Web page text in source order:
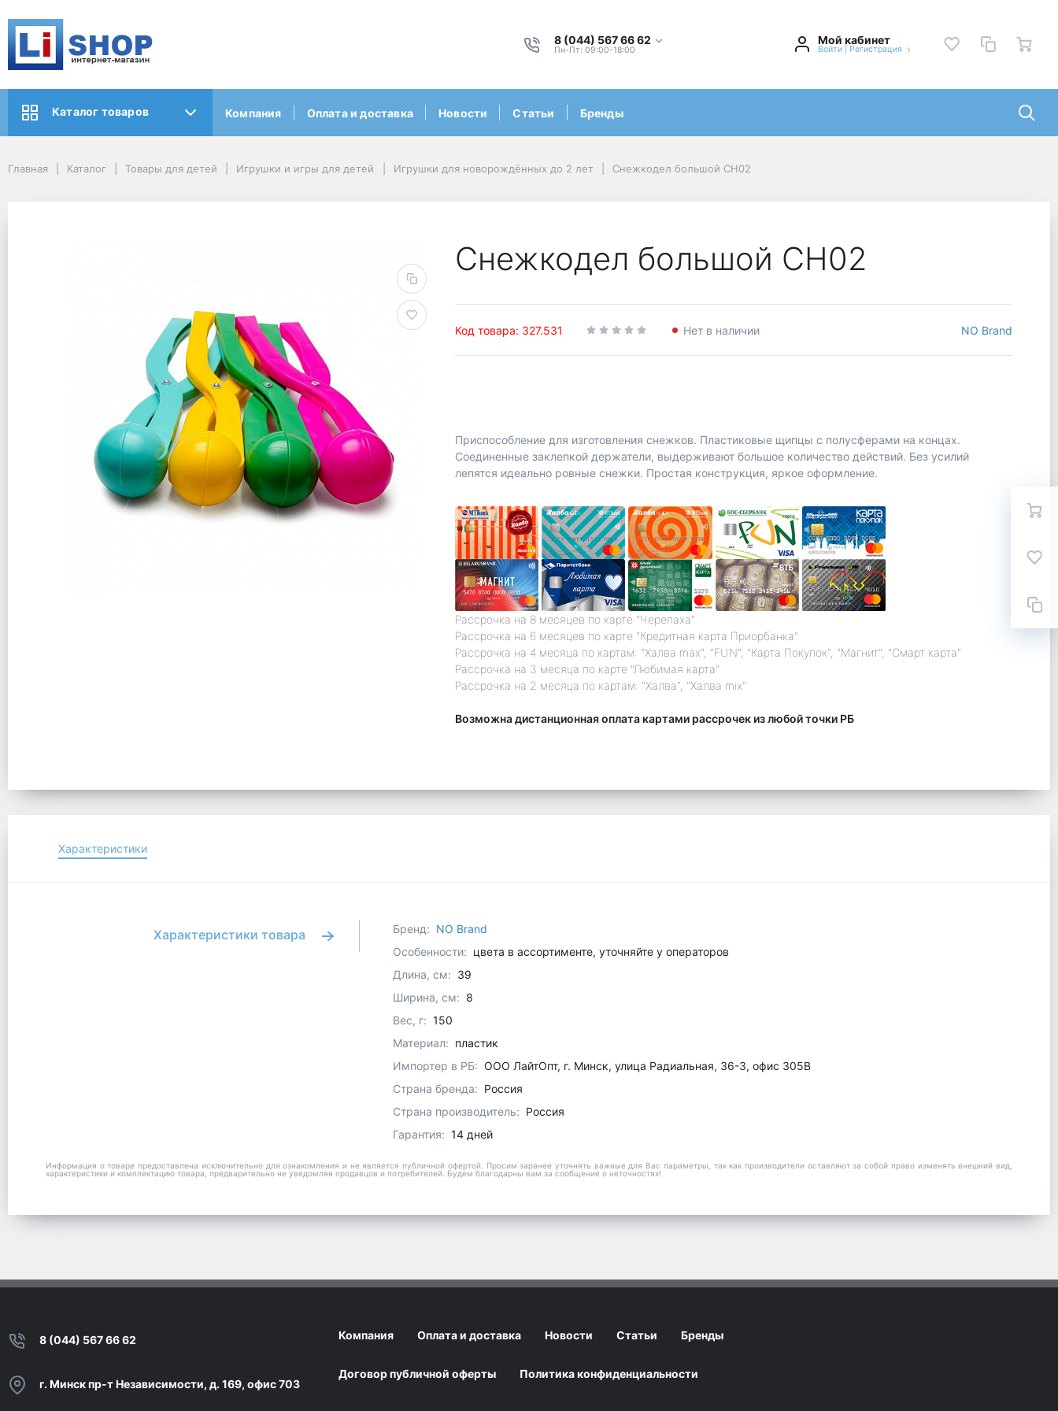
8 (044) 567 66 62
Пн-Пт: 09:00-18:00
Мой кабинет
Войти Регистрация
Каталог товаров Компания Оплата и доставка Новости Статьи Бренды
Главная Каталог Товары для детей Игрушки и игры для детей Игрушки для новорождённых до 2 лет Снежкодел большой СН02
Снежкодел большой СН02
Код товара: 327.531 Нет в наличии NO Brand
Приспособление для изготовления снежков. Пластиковые щипцы с полусферами на концах.
Соединенные заклепкой держатели, выдерживают большое количество действий. Без усилий
лепятся идеально ровные снежки. Простая конструкция, яркое оформление.
Рассрочка на 8 месяцев по карте "Черепаха"
Рассрочка на 6 месяцев по карте "Кредитная карта Приорбанка"
Рассрочка на 4 месяца по картам: "Халва max", "FUN", "Карта Покупок", "Магнит", "Смарт карта"
Рассрочка на 3 месяца по карте "Любимая карта"
Рассрочка на 2 месяца по картам: "Халва", "Халва mix"
Возможна дистанционная оплата картами рассрочек из любой точки РБ
Характеристики
Характеристики товара Бренд: NO Brand
Особенности: цвета в ассортименте, уточняйте у операторов
Длина, см: 39
Ширина, см: 8
Вес, г: 150
Материал: пластик
Импортер в РБ: ООО ЛайтОпт, г. Минск, улица Радиальная, 36-3, офис 305В
Страна бренда: Россия
Страна производитель: Россия
Гарантия: 14 дней
Информация о товаре предоставлена исключительно для ознакомления и не является публичной офертой. Просим заранее уточнять важные для Вас параметры, так как производители оставляют за собой право изменять внешний вид,
характеристики и комплектацию товара, предварительно не уведомляя продавцов и потребителей. Будем благодарны вам за сообщение о неточностях!
8 (044) 567 66 62
г. Минск пр-т Независимости, д. 169, офис 703
Компания Оплата и доставка Новости Статьи Бренды
Договор публичной оферты Политика конфиденциальности